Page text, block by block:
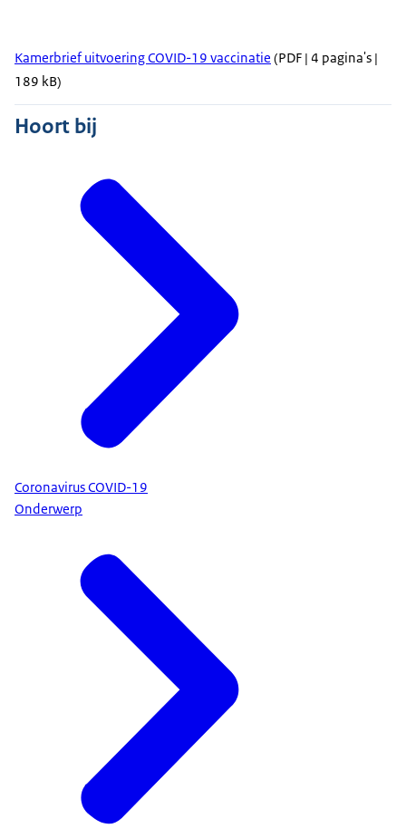
Kamerbrief uitvoering COVID-19 vaccinatie (PDF | 4 pagina's |
189 kB)
Hoort bij
Coronavirus COVID-19
Onderwerp